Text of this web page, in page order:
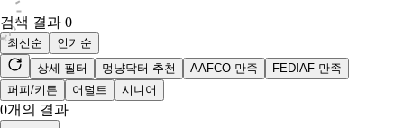
검색 결과 0
최신순
인기순
상세 필터
멍냥닥터 추천 AAFCO 만족
FEDIAF 만족
퍼피/키튼
어덜트 시니어
0개의 결과